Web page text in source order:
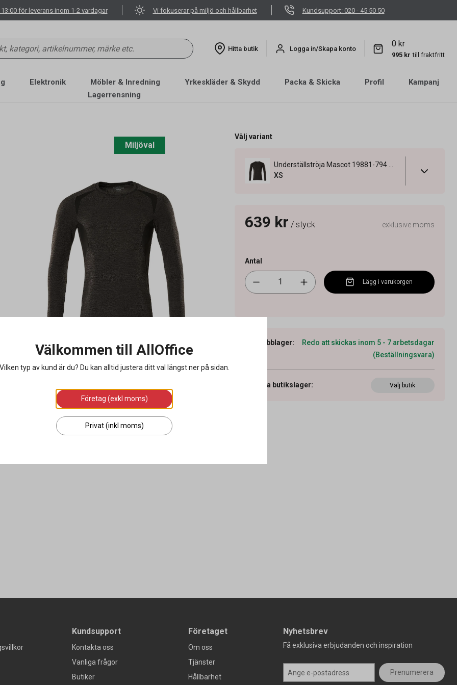
för leverans inom 1-2 vardagar Vi fokuserar på miljö och hållbarhet Kundsupport: 020 - 45 50 50
Hitta butik Logga in/Skapa konto
0 kr
995 kr till fraktfritt
Elektronik Möbler & Inredning Yrkeskläder & Skydd Packa & Skicka Profil
Kampanj
Lagerrensning
Miljöval
Välj variant
XS
639 kr / styck exklusive moms
Antal
Lägg i varukorgen
Webblager:
Redo att skickas inom 5 - 7 arbetsdagar
(Beställningsvara)
Visa butikslager: Välj butik
Kundsupport
Kontakta oss
Vanliga frågor
Butiker
Företaget
Om oss
Tjänster
Hållbarhet
Nyhetsbrev
Få exklusiva erbjudanden och inspiration
Prenumerera
Välkommen till AllOffice
Vilken typ av kund är du? Du kan alltid justera ditt val längst ner på sidan.
Företag (exkl moms)
Privat (inkl moms)